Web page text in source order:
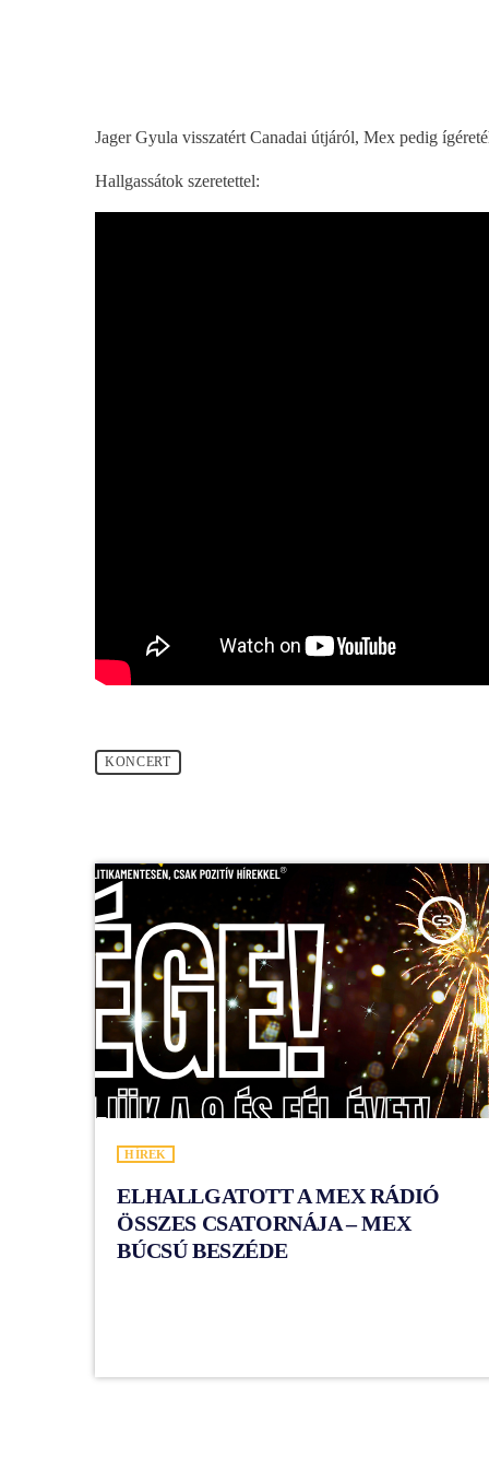
Jager Gyula visszatért Canadai útjáról, Mex pedig
Hallgassátok szeretettel:
KONCERT
insert_link
HÍREK
ELHALLGATOTT A MEX RÁDIÓ
ÖSSZES CSATORNÁJA – MEX
BÚCSÚ BESZÉDE